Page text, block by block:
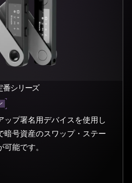
番シリーズ
ップ署名用デバイスを使用し
暗号資産のスワップ・ステー
能です。